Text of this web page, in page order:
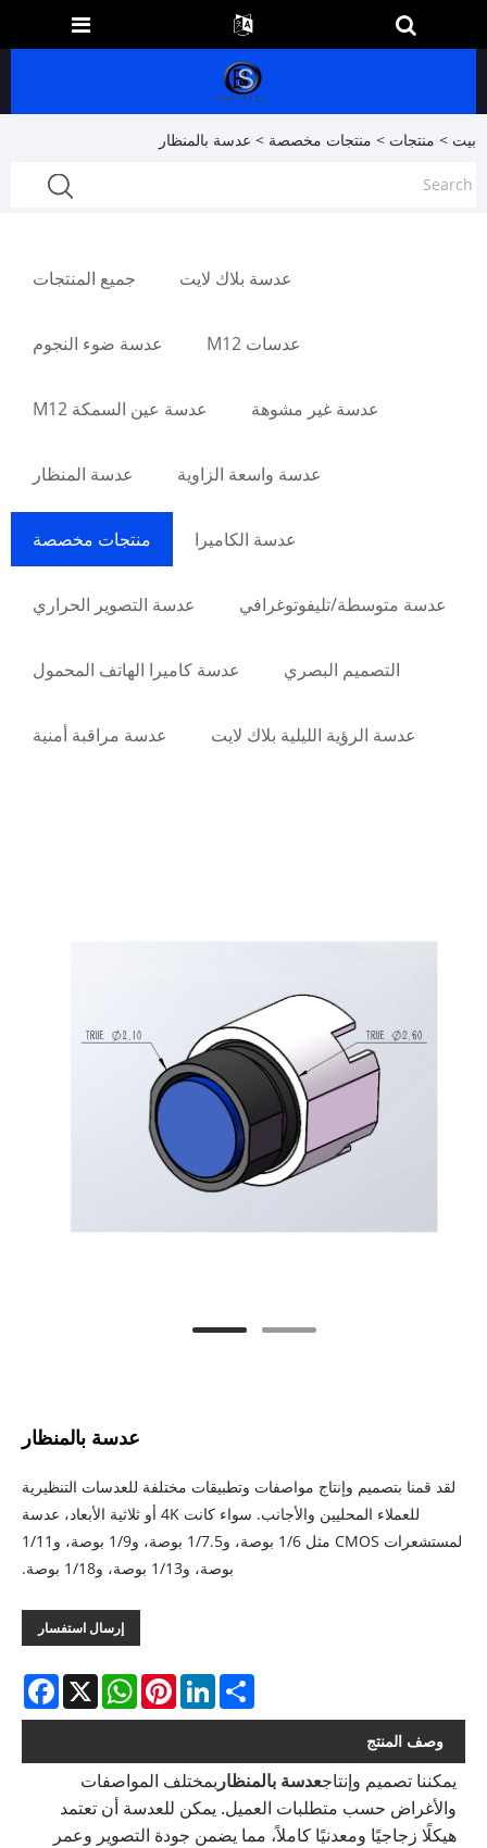
بيت > منتجات > منتجات مخصصة > عدسة بالمنظار
جميع المنتجات عدسة بلاك لايت
عدسة ضوء النجوم عدسات M12
عدسة عين السمكة M12 عدسة غير مشوهة
عدسة المنظار عدسة واسعة الزاوية
منتجات مخصصة عدسة الكاميرا
عدسة التصوير الحراري عدسة متوسطة/تليفوتوغرافي
عدسة كاميرا الهاتف المحمول التصميم البصري
عدسة مراقبة أمنية عدسة الرؤية الليلية بلاك لايت
عدسة بالمنظار
لقد قمنا بتصميم وإنتاج مواصفات وتطبيقات مختلفة للعدسات التنظيرية
للعملاء المحليين والأجانب. سواء كانت 4K أو ثلاثية الأبعاد، عدسة
لمستشعرات CMOS مثل 1/6 بوصة، و1/7.5 بوصة، و1/9 بوصة، و1/11
بوصة، و1/13 بوصة، و1/18 بوصة.
إرسال استفسار
X
WhatsAppPinterestLinkedInShare
وصف المنتج
يمكننا تصميم وإنتاجعدسة بالمنظار بمختلف المواصفات
والأغراض حسب متطلبات العميل. يمكن للعدسة أن تعتمد
هيكلًا زجاجيًا ومعدنيًا كاملاً، مما يضمن جودة التصوير وعمر